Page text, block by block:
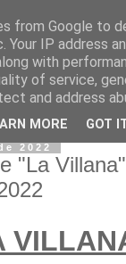
2022
"La
from Google to
Your IP address
with
of service,
and address
MORE GOT